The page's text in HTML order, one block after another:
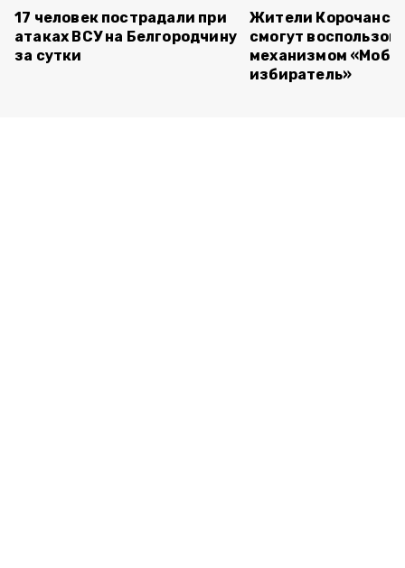
17 человек пострадали при
атаках ВСУ на Белгородчину
за сутки
Жители
смогут
механизмом
избиратель»